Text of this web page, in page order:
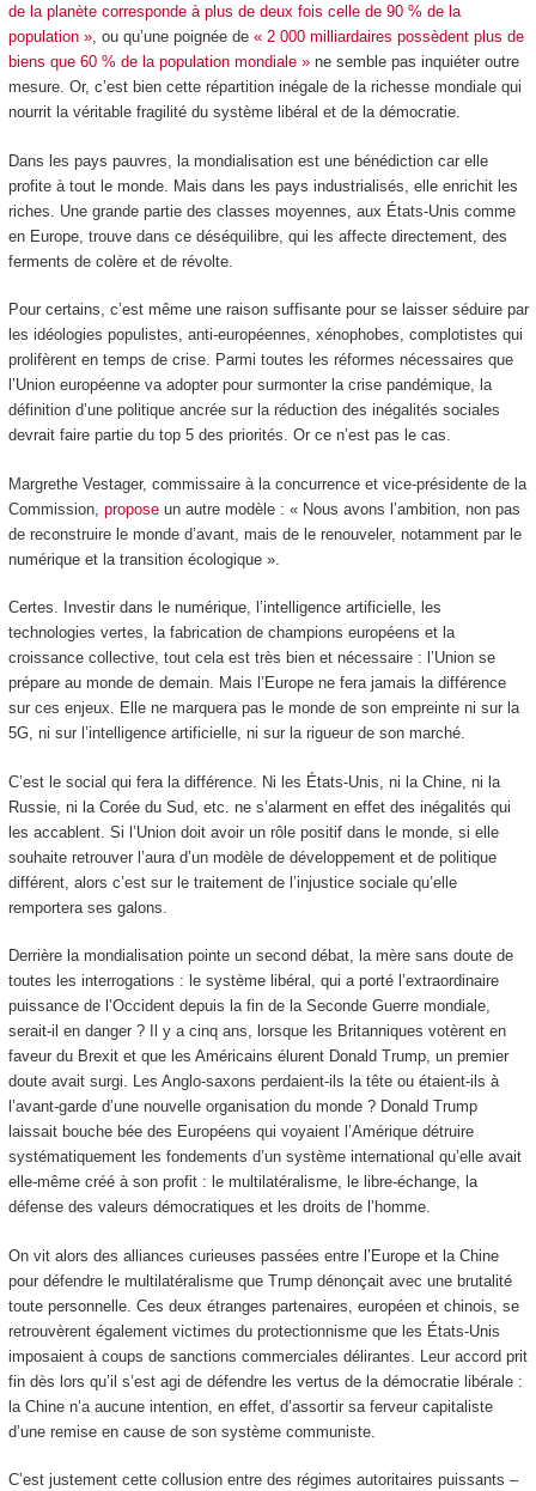
de la planète corresponde à plus de deux fois celle de 90 % de la
population », ou qu’une poignée de « 2 000 milliardaires possèdent plus de
biens que 60 % de la population mondiale »ne semble pas inquiéter outre
mesure. Or, c’est bien cette répartition inégale de la richesse mondiale qui
nourrit la véritable fragilité du système libéral et de la démocratie.
Dans les pays pauvres, la mondialisation est une bénédiction car elle
profite à tout le monde. Mais dans les pays industrialisés, elle enrichit les
riches. Une grande partie des classes moyennes, aux États-Unis comme
en Europe, trouve dans ce déséquilibre, qui les affecte directement, des
ferments de colère et de révolte.
Pour certains, c’est même une raison suffisante pour se laisser séduire par
les idéologies populistes, anti-européennes, xénophobes, complotistes qui
prolifèrent en temps de crise. Parmi toutes les réformes nécessaires que
l’Union européenne va adopter pour surmonter la crise pandémique, la
définition d’une politique ancrée sur la réduction des inégalités sociales
devrait faire partie du top 5 des priorités. Or ce n’est pas le cas.
Margrethe Vestager, commissaire à la concurrence et vice-présidente de la
Commission, proposeun autre modèle : « Nous avons l’ambition, non pas
de reconstruire le monde d’avant, mais de le renouveler, notamment par le
numérique et la transition écologique ».
Certes. Investir dans le numérique, l’intelligence artificielle, les
technologies vertes, la fabrication de champions européens et la
croissance collective, tout cela est très bien et nécessaire : l’Union se
prépare au monde de demain. Mais l’Europe ne fera jamais la différence
sur ces enjeux. Elle ne marquera pas le monde de son empreinte ni sur la
5G, ni sur l’intelligence artificielle, ni sur la rigueur de son marché.
C’est le social qui fera la différence. Ni les États-Unis, ni la Chine, ni la
Russie, ni la Corée du Sud, etc. ne s’alarment en effet des inégalités qui
les accablent. Si l’Union doit avoir un rôle positif dans le monde, si elle
souhaite retrouver l’aura d’un modèle de développement et de politique
différent, alors c’est sur le traitement de l’injustice sociale qu’elle
remportera ses galons.
Derrière la mondialisation pointe un second débat, la mère sans doute de
toutes les interrogations : le système libéral, qui a porté l’extraordinaire
puissance de l’Occident depuis la fin de la Seconde Guerre mondiale,
serait-il en danger ? Il y a cinq ans, lorsque les Britanniques votèrent en
faveur du Brexit et que les Américains élurent Donald Trump, un premier
doute avait surgi. Les Anglo-saxons perdaient-ils la tête ou étaient-ils à
l’avant-garde d’une nouvelle organisation du monde ? Donald Trump
laissait bouche bée des Européens qui voyaient l’Amérique détruire
systématiquement les fondements d’un système international qu’elle avait
elle-même créé à son profit : le multilatéralisme, le libre-échange, la
défense des valeurs démocratiques et les droits de l’homme.
On vit alors des alliances curieuses passées entre l’Europe et la Chine
pour défendre le multilatéralisme que Trump dénonçait avec une brutalité
toute personnelle. Ces deux étranges partenaires, européen et chinois, se
retrouvèrent également victimes du protectionnisme que les États-Unis
imposaient à coups de sanctions commerciales délirantes. Leur accord prit
fin dès lors qu’il s’est agi de défendre les vertus de la démocratie libérale :
la Chine n’a aucune intention, en effet, d’assortir sa ferveur capitaliste
d’une remise en cause de son système communiste.
C’est justement cette collusion entre des régimes autoritaires puissants –